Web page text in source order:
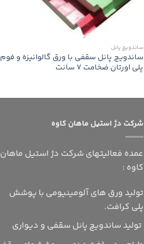
ساندویچ پانل
ساندویچ پانل سقفی با ورق گالوانیزه و فوم
پلی اورتان ضخامت 7 سانت
شرکت دژ استیل ماهان کاوه
عمده فعالیتهای شرکت دژ استیل ماهان
کاوه :
تولید ورق های آلومینیومی با پوشش
پلی کرافت.
تولید ساندویچ پانل سقفی و دیواری